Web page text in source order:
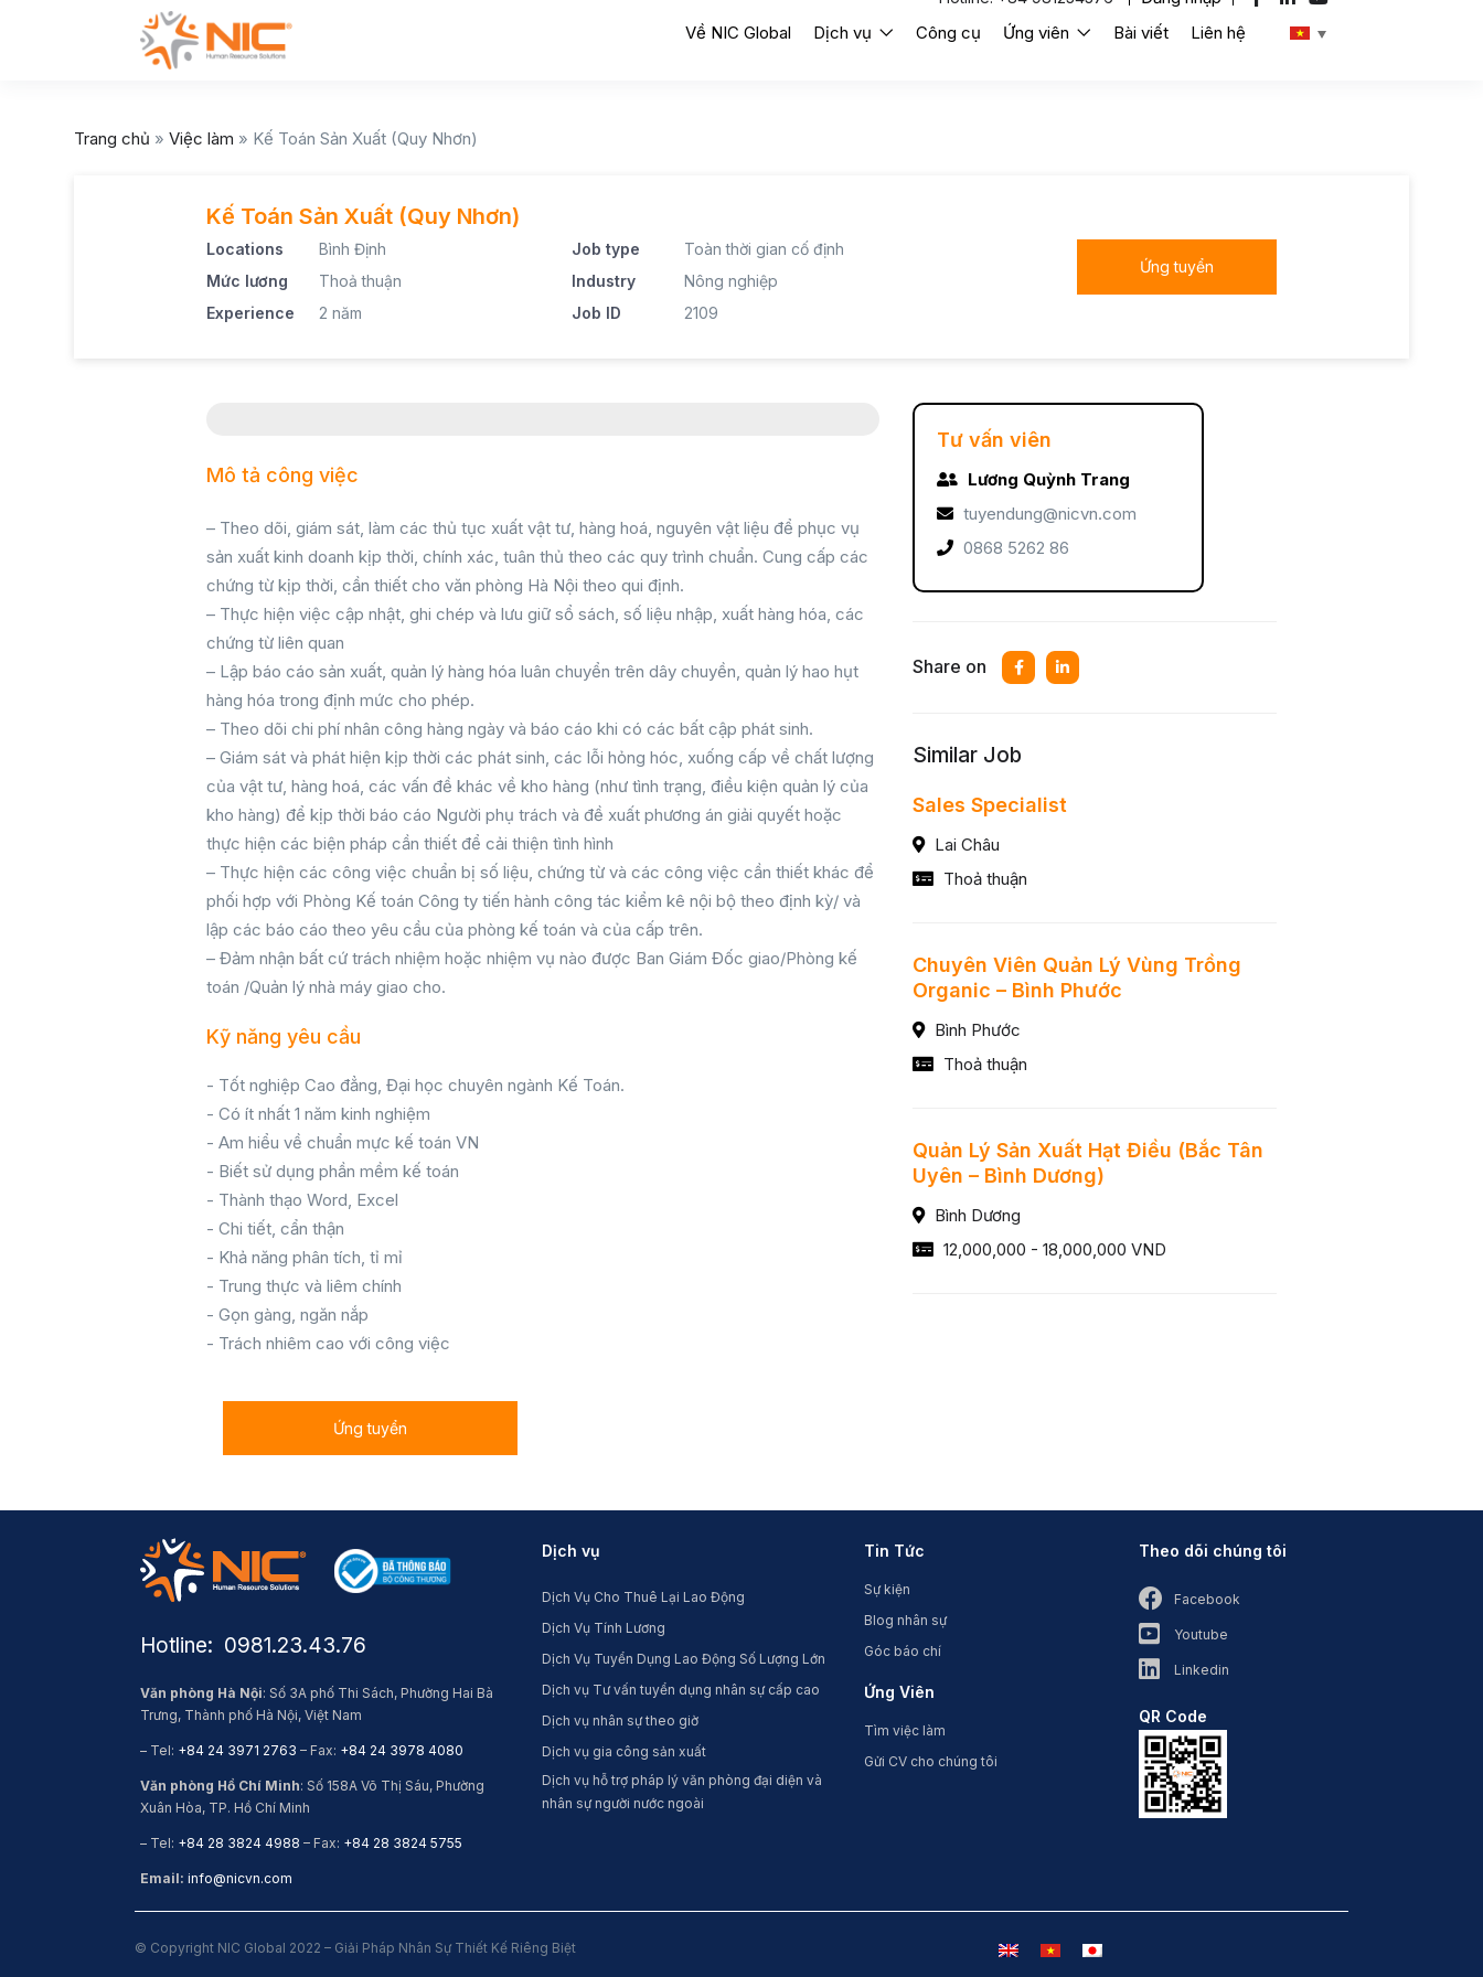
Về NIC Global Dịch vụ Công cụ Ứng viên Bài viết Liên hệ
Trang chủ » Việc làm » Kế Toán Sản Xuất (Quy Nhơn)
Kế Toán Sản Xuất (Quy Nhơn)
Locations
Bình Định
Mức lương
Thoả thuận
Experience
2 năm
Job type
Toàn thời gian cố định
Industry
Nông nghiệp
Job ID
2109
Ứng tuyển
Mô tả công việc
– Theo dõi, giám sát, làm các thủ tục xuất vật tư, hàng hoá, nguyên vật liệu để phục vụ
sản xuất kinh doanh kịp thời, chính xác, tuân thủ theo các quy trình chuẩn. Cung cấp các
chứng từ kịp thời, cần thiết cho văn phòng Hà Nội theo qui định.
– Thực hiện việc cập nhật, ghi chép và lưu giữ sổ sách, số liệu nhập, xuất hàng hóa, các
chứng từ liên quan
– Lập báo cáo sản xuất, quản lý hàng hóa luân chuyển trên dây chuyền, quản lý hao hụt
hàng hóa trong định mức cho phép.
– Theo dõi chi phí nhân công hàng ngày và báo cáo khi có các bất cập phát sinh.
– Giám sát và phát hiện kịp thời các phát sinh, các lỗi hỏng hóc, xuống cấp về chất lượng
của vật tư, hàng hoá, các vấn đề khác về kho hàng (như tình trạng, điều kiện quản lý của
kho hàng) để kịp thời báo cáo Người phụ trách và đề xuất phương án giải quyết hoặc
thực hiện các biện pháp cần thiết để cải thiện tình hình
– Thực hiện các công việc chuẩn bị số liệu, chứng từ và các công việc cần thiết khác để
phối hợp với Phòng Kế toán Công ty tiến hành công tác kiểm kê nội bộ theo định kỳ/ và
lập các báo cáo theo yêu cầu của phòng kế toán và của cấp trên.
– Đảm nhận bất cứ trách nhiệm hoặc nhiệm vụ nào được Ban Giám Đốc giao/Phòng kế
toán /Quản lý nhà máy giao cho.
Kỹ năng yêu cầu
- Tốt nghiệp Cao đẳng, Đại học chuyên ngành Kế Toán.
- Có ít nhất 1 năm kinh nghiệm
- Am hiểu về chuẩn mực kế toán VN
- Biết sử dụng phần mềm kế toán
- Thành thạo Word, Excel
- Chi tiết, cẩn thận
- Khả năng phân tích, tỉ mỉ
- Trung thực và liêm chính
- Gọn gàng, ngăn nắp
- Trách nhiêm cao với công việc
Ứng tuyển
Tư vấn viên
Lương Quỳnh Trang
tuyendung@nicvn.com
0868 5262 86
Share on
Similar Job
Sales Specialist
Lai Châu
Thoả thuận
Chuyên Viên Quản Lý Vùng Trồng
Organic – Bình Phước
Bình Phước
Thoả thuận
Quản Lý Sản Xuất Hạt Điều (Bắc Tân
Uyên – Bình Dương)
Bình Dương
12,000,000 - 18,000,000 VND
Hotline: ​ 0981.23.43.76
Văn phòng Hà Nội: Số 3A phố Thi Sách, Phường Hai Bà
Trưng, Thành phố Hà Nội, Việt Nam
– Tel: +84 24 3971 2763 – Fax: +84 24 3978 4080
Văn phòng Hồ Chí Minh: Số 158A Võ Thị Sáu, Phường
Xuân Hòa, TP. Hồ Chí Minh
– Tel: +84 28 3824 4988 – Fax: +84 28 3824 5755
Email: info@nicvn.com
Dịch vụ
Dịch Vụ Cho Thuê Lại Lao Động
Dịch Vụ Tính Lương
Dịch Vụ Tuyển Dụng Lao Động Số Lượng Lớn
Dịch vụ Tư vấn tuyển dụng nhân sự cấp cao
Dịch vụ nhân sự theo giờ
Dịch vụ gia công sản xuất
Dịch vụ hỗ trợ pháp lý văn phòng đại diện và
nhân sự người nước ngoài
Tin Tức
Sự kiện
Blog nhân sự
Góc báo chí
Ứng Viên
Tìm việc làm
Gửi CV cho chúng tôi
Theo dõi chúng tôi
Facebook
Youtube
Linkedin
QR Code
© Copyright NIC Global 2022 – Giải Pháp Nhân Sự Thiết Kế Riêng Biệt